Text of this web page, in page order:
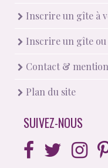
Inscrire un gîte à
Inscrire un gîte
Contact &
Plan du site
SUIVEZ-NOUS